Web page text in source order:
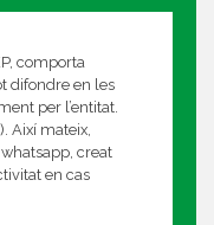
comporta
difondre en les
per l’entitat.
Així mateix,
creat
en cas